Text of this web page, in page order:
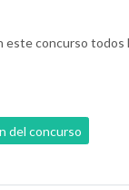
concurso todos
del concurso